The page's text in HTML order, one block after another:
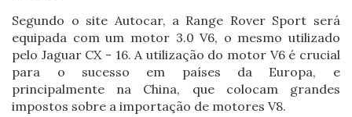
Segundo o site Autocar, a Range Rover Sport será
equipada com um motor 3.0 V6, o mesmo utilizado
pelo Jaguar CX - 16. A utilização do motor V6 é crucial
para o sucesso em países da Europa, e
principalmente na China, que colocam grandes
impostos sobre a importação de motores V8.